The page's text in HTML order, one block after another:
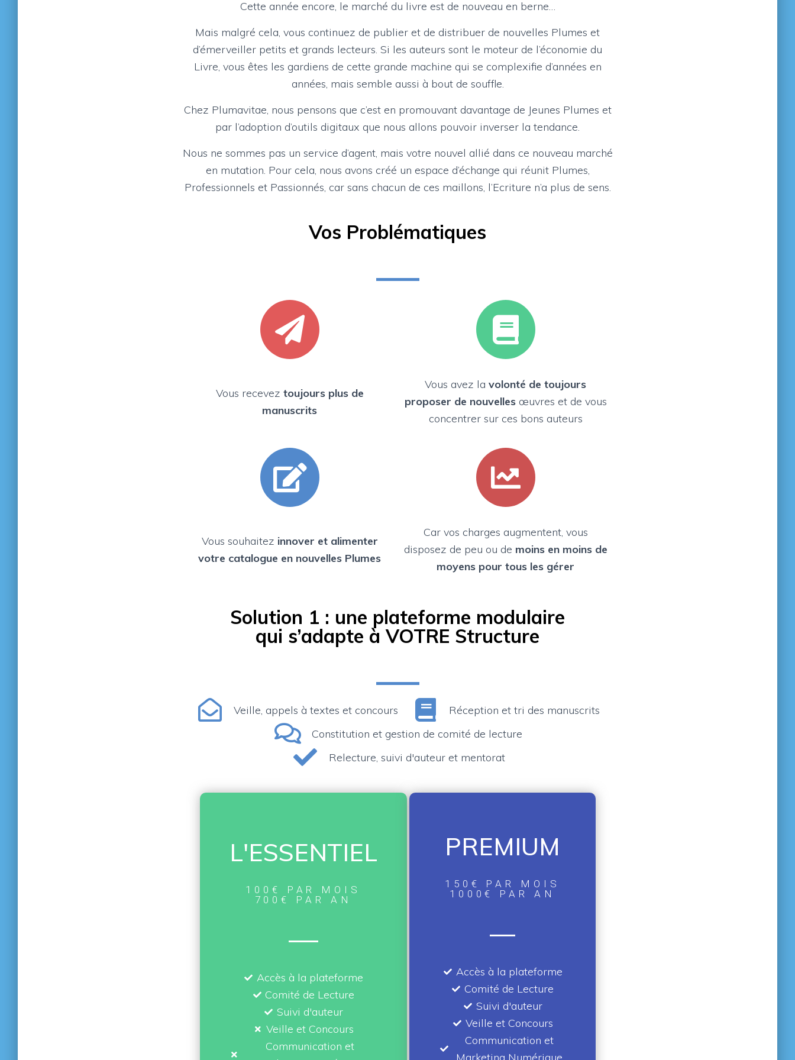
Cette année encore, le marché du livre est de nouveau en berne…
Mais malgré cela, vous continuez de publier et de distribuer de nouvelles Plumes et
d’émerveiller petits et grands lecteurs. Si les auteurs sont le moteur de l’économie du
Livre, vous êtes les gardiens de cette grande machine qui se complexifie d’années en
années, mais semble aussi à bout de souffle.
Chez Plumavitae, nous pensons que c’est en promouvant davantage de Jeunes Plumes et
par l’adoption d’outils digitaux que nous allons pouvoir inverser la tendance.
Nous ne sommes pas un service d’agent, mais votre nouvel allié dans ce nouveau marché
en mutation. Pour cela, nous avons créé un espace d’échange qui réunit Plumes,
Professionnels et Passionnés, car sans chacun de ces maillons, l’Ecriture n’a plus de sens.
Vos Problématiques
Vous recevez toujours plus de
manuscrits
Vous avez la volonté de toujours
proposer de nouvellesœuvres et de vous
concentrer sur ces bons auteurs
Vous souhaitez innover et alimenter
votre catalogue en nouvelles Plumes
Car vos charges augmentent, vous
disposez de peu ou de moins en moins de
moyens pour tous les gérer
Solution 1 : une plateforme modulaire
qui s’adapte à VOTRE Structure
Veille, appels à textes et concours
Réception et tri des manuscrits
Constitution et gestion de comité de lecture
Relecture, suivi d'auteur et mentorat
L'ESSENTIEL
100€ PAR MOIS
700€ PAR AN
Accès à la plateforme
Comité de Lecture
Suivi d'auteur
Veille et Concours
Communication et
PREMIUM
150€ PAR MOIS
1000€ PAR AN
Accès à la plateforme
Comité de Lecture
Suivi d'auteur
Veille et Concours
Communication et